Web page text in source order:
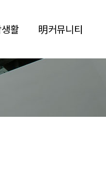
활 明커뮤니티